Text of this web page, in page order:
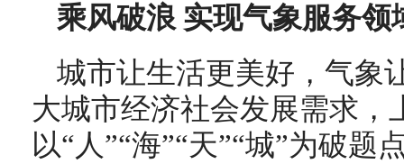
乘风破浪 实现气象服务领
城市让生活更美好，气象
大城市经济社会发展需求，
以“人”“海”“天”“城”为破